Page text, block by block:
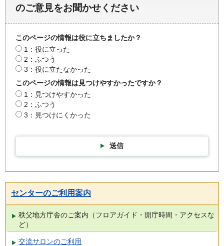
のご意見をお聞かせください
このページの情報は役に立ちましたか？
1：役に立った
2：ふつう
3：役に立たなかった
このページの情報は見つけやすかったですか？
1：見つけやすかった
2：ふつう
3：見つけにくかった
送信
センターのご利用案内
秩父地方庁舎のご案内（フロアガイド・開庁時間・アクセスな
ど）
交流サロンのご利用